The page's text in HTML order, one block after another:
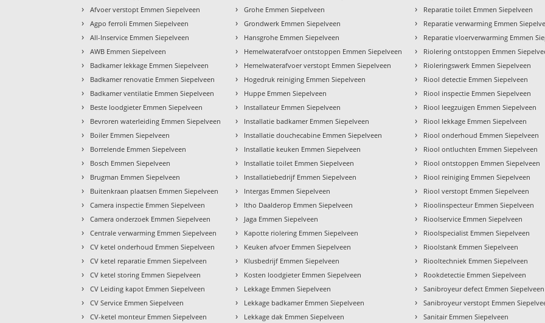
› Afvoer verstopt Emmen Siepelveen
› Agpo ferroli Emmen Siepelveen
› All-Inservice Emmen Siepelveen
› AWB Emmen Siepelveen
› Badkamer lekkage Emmen Siepelveen
› Badkamer renovatie Emmen Siepelveen
› Badkamer ventilatie Emmen Siepelveen
› Beste loodgieter Emmen Siepelveen
› Bevroren waterleiding Emmen Siepelveen
› Boiler Emmen Siepelveen
› Borrelende Emmen Siepelveen
› Bosch Emmen Siepelveen
› Brugman Emmen Siepelveen
› Buitenkraan plaatsen Emmen Siepelveen
› Camera inspectie Emmen Siepelveen
› Camera onderzoek Emmen Siepelveen
› Centrale verwarming Emmen Siepelveen
› CV ketel onderhoud Emmen Siepelveen
› CV ketel reparatie Emmen Siepelveen
› CV ketel storing Emmen Siepelveen
› CV Leiding kapot Emmen Siepelveen
› CV Service Emmen Siepelveen
› CV-ketel monteur Emmen Siepelveen
› Grohe Emmen Siepelveen
› Grondwerk Emmen Siepelveen
› Hansgrohe Emmen Siepelveen
› Hemelwaterafvoer ontstoppen Emmen Siepelveen
› Hemelwaterafvoer verstopt Emmen Siepelveen
› Hogedruk reiniging Emmen Siepelveen
› Huppe Emmen Siepelveen
› Installateur Emmen Siepelveen
› Installatie badkamer Emmen Siepelveen
› Installatie douchecabine Emmen Siepelveen
› Installatie keuken Emmen Siepelveen
› Installatie toilet Emmen Siepelveen
› Installatiebedrijf Emmen Siepelveen
› Intergas Emmen Siepelveen
› Itho Daalderop Emmen Siepelveen
› Jaga Emmen Siepelveen
› Kapotte riolering Emmen Siepelveen
› Keuken afvoer Emmen Siepelveen
› Klusbedrijf Emmen Siepelveen
› Kosten loodgieter Emmen Siepelveen
› Lekkage Emmen Siepelveen
› Lekkage badkamer Emmen Siepelveen
› Lekkage dak Emmen Siepelveen
› Reparatie toilet Emmen Siepelveen
› Reparatie verwarming Emmen
› Reparatie vloerverwarming Emmen
› Riolering ontstoppen Emmen
› Rioleringswerk Emmen Siepelveen
› Riool detectie Emmen Siepelveen
› Riool inspectie Emmen Siepelveen
› Riool leegzuigen Emmen Siepelveen
› Riool lekkage Emmen Siepelveen
› Riool onderhoud Emmen Siepelveen
› Riool ontluchten Emmen Siepelveen
› Riool ontstoppen Emmen Siepelveen
› Riool reiniging Emmen Siepelveen
› Riool verstopt Emmen Siepelveen
› Rioolinspecteur Emmen Siepelveen
› Rioolservice Emmen Siepelveen
› Rioolspecialist Emmen Siepelveen
› Rioolstank Emmen Siepelveen
› Riooltechniek Emmen Siepelveen
› Rookdetectie Emmen Siepelveen
› Sanibroyeur defect Emmen Siepelveen
› Sanibroyeur verstopt Emmen
› Sanitair Emmen Siepelveen